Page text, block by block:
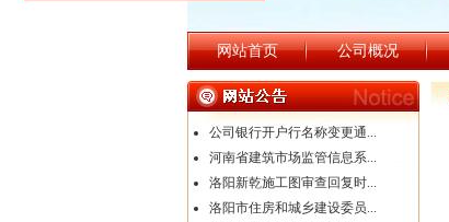
网站首页 公司概况
公司银行开户行名称变更通...
河南省建筑市场监管信息系...
洛阳新乾施工图审查回复时...
洛阳市住房和城乡建设委员...